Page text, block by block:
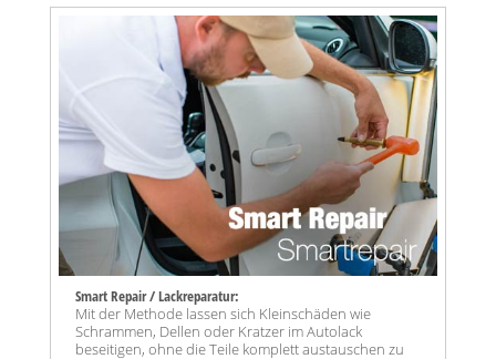
Smart Repair / Lackreparatur:
Mit der Methode lassen sich Kleinschäden wie
Schrammen, Dellen oder Kratzer im Autolack
beseitigen, ohne die Teile komplett austauschen zu